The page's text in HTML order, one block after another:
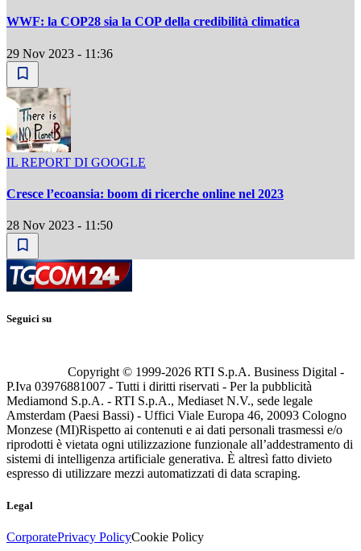
WWF: la COP28 sia la COP della credibilità climatica
29 Nov 2023 - 11:36
IL REPORT DI GOOGLE
Cresce l’ecoansia: boom di ricerche online nel 2023
28 Nov 2023 - 11:50
Seguici su
Copyright © 1999-2026 RTI S.p.A. Business Digital -
P.Iva 03976881007 - Tutti i diritti riservati - Per la pubblicità
Mediamond S.p.A. - RTI S.p.A., Mediaset N.V., sede legale
Amsterdam (Paesi Bassi) - Uffici Viale Europa 46, 20093 Cologno
Monzese (MI)Rispetto ai contenuti e ai dati personali trasmessi e/o
riprodotti è vietata ogni utilizzazione funzionale all’addestramento di
sistemi di intelligenza artificiale generativa. È altresì fatto divieto
espresso di utilizzare mezzi automatizzati di data scraping.
Legal
CorporatePrivacy PolicyCookie Policy